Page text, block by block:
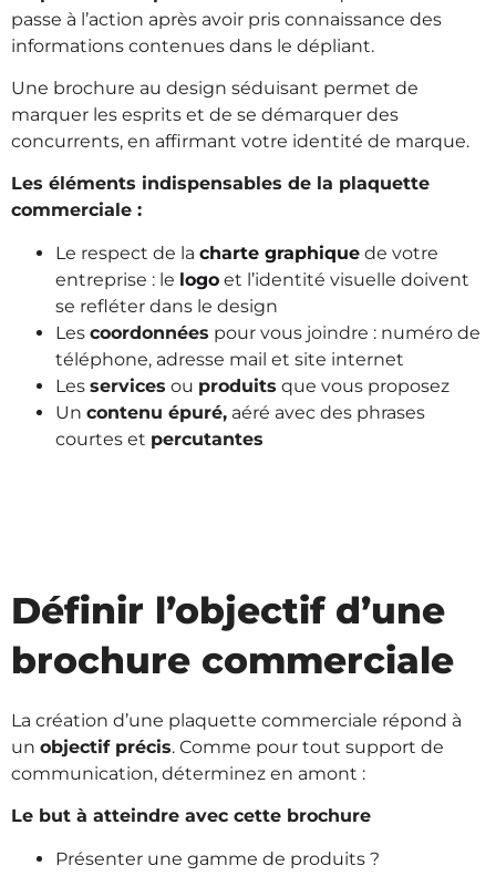
passe à l’action après avoir pris connaissance des
informations contenues dans le dépliant.
Une brochure au design séduisant permet de
marquer les esprits et de se démarquer des
concurrents, en affirmant votre identité de marque.
Les éléments indispensables de la plaquette
commerciale :
Le respect de la charte graphique de votre
entreprise : le logo et l’identité visuelle doivent
se refléter dans le design
Les coordonnées pour vous joindre : numéro de
téléphone, adresse mail et site internet
Les services ou produits que vous proposez
Un contenu épuré, aéré avec des phrases
courtes et percutantes
Définir l’objectif d’une
brochure commerciale
La création d’une plaquette commerciale répond à
un objectif précis. Comme pour tout support de
communication, déterminez en amont :
Le but à atteindre avec cette brochure
Présenter une gamme de produits ?